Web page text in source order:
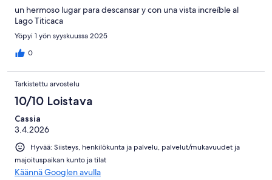
un hermoso lugar para descansar y con una vista increíble al
Lago Titicaca
Yöpyi 1 yön syyskuussa 2025
0
Tarkistettu arvostelu
10/10 Loistava
Cassia
3.4.2026
Hyvää: Siisteys, henkilökunta ja palvelu, palvelut/mukavuudet ja
majoituspaikan kunto ja tilat
Käännä Googlen avulla